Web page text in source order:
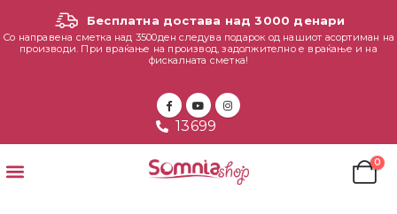
Бесплатна достава над 3000 денари
Со направена сметка над 3500ден следува подарок од нашиот асортиман на
производи. При враќање на производ, задолжително е враќање и на
фискалната сметка!
13699
0